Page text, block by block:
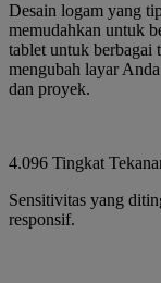
Desain logam yang
memudahkan untuk
tablet untuk berbagai
mengubah layar
dan proyek.
4.096 Tingkat
Sensitivitas yang
responsif.